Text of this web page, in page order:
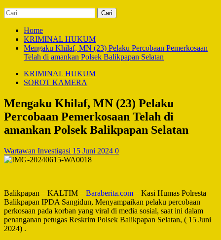
Cari
untuk:
Home
KRIMINAL HUKUM
Mengaku Khilaf, MN (23) Pelaku Percobaan Pemerkosaan
Telah di amankan Polsek Balikpapan Selatan
KRIMINAL HUKUM
SOROT KAMERA
Mengaku Khilaf, MN (23) Pelaku
Percobaan Pemerkosaan Telah di
amankan Polsek Balikpapan Selatan
Wartawan Investigasi 15 Juni 2024 0
Balikpapan – KALTIM – Baraberita.com – Kasi Humas Polresta
Balikpapan IPDA Sangidun, Menyampaikan pelaku percobaan
perkosaan pada korban yang viral di media sosial, saat ini dalam
penanganan petugas Reskrim Polsek Balikpapan Selatan, ( 15 Juni
2024) .